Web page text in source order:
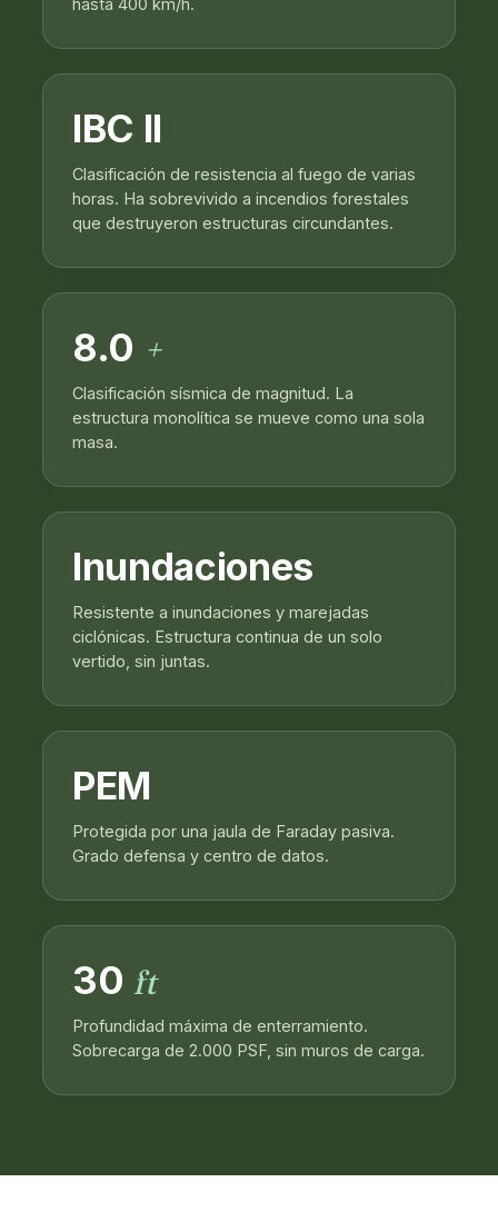
hasta 400 km/h.
IBC II
Clasificación de resistencia al fuego de varias
horas. Ha sobrevivido a incendios forestales
que destruyeron estructuras circundantes.
8.0 +
Clasificación sísmica de magnitud. La
estructura monolítica se mueve como una sola
masa.
Inundaciones
Resistente a inundaciones y marejadas
ciclónicas. Estructura continua de un solo
vertido, sin juntas.
PEM
Protegida por una jaula de Faraday pasiva.
Grado defensa y centro de datos.
30 ft
Profundidad máxima de enterramiento.
Sobrecarga de 2.000 PSF, sin muros de carga.